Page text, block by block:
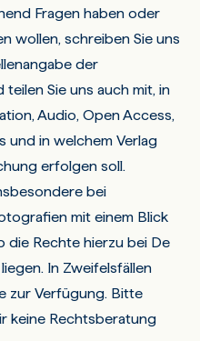
Fragen haben oder
wollen, schreiben Sie uns
der
Sie uns auch mit, in
Audio, Open Access,
und in welchem Verlag
erfolgen soll.
bei
mit einem Blick
die Rechte hierzu bei De
In Zweifelsfällen
zur Verfügung. Bitte
keine Rechtsberatung